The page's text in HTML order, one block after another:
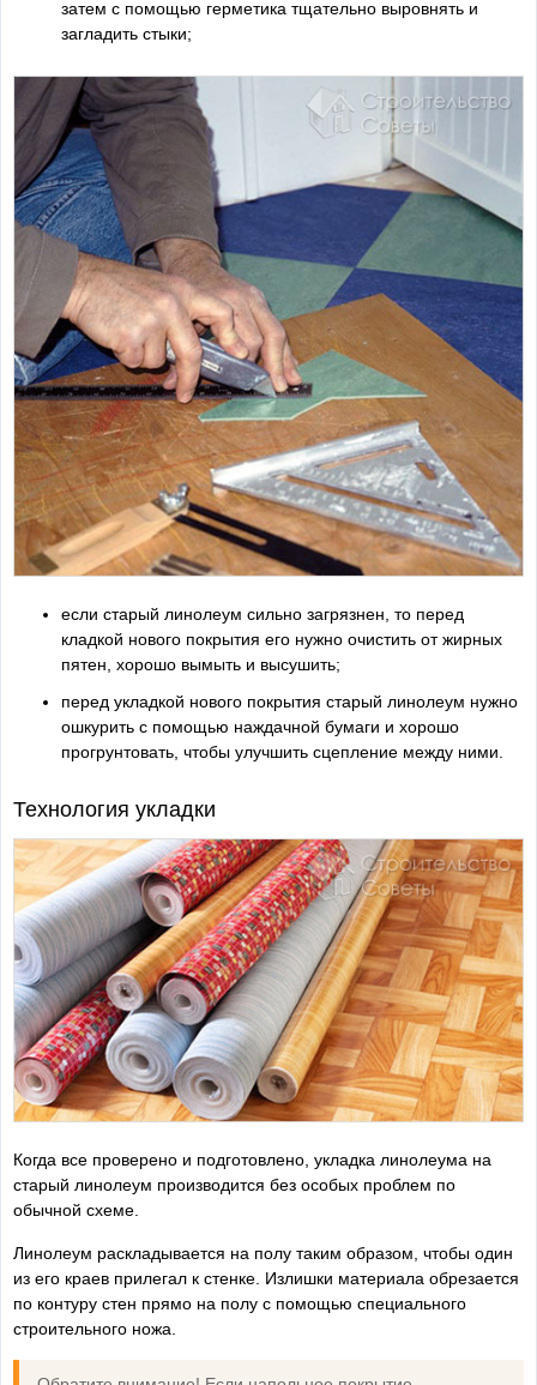
затем с помощью герметика тщательно выровнять и
загладить стыки;
если старый линолеум сильно загрязнен, то перед
кладкой нового покрытия его нужно очистить от жирных
пятен, хорошо вымыть и высушить;
перед укладкой нового покрытия старый линолеум нужно
ошкурить с помощью наждачной бумаги и хорошо
прогрунтовать, чтобы улучшить сцепление между ними.
Технология укладки
Когда все проверено и подготовлено, укладка линолеума на
старый линолеум производится без особых проблем по
обычной схеме.
Линолеум раскладывается на полу таким образом, чтобы один
из его краев прилегал к стенке. Излишки материала обрезается
по контуру стен прямо на полу с помощью специального
строительного ножа.